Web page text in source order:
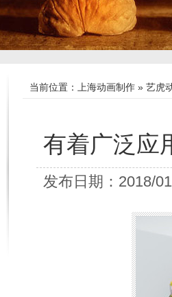
当前位置： 上海动画制作 » 艺虎
有着广泛应
发布日期：2018/